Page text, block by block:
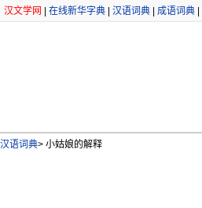
汉文学网 在线新华字典 汉语词典 成语词典
汉语词典> 小姑娘的解释